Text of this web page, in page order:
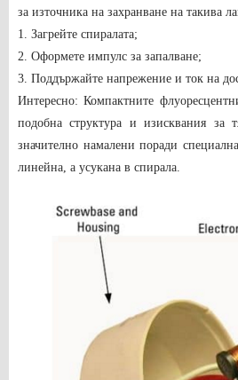
за източника на захранване на такива
1. Загрейте спиралата;
2. Оформете импулс за запалване;
3. Поддържайте напрежение и ток на
Интересно: Компактните
подобна структура и изисквания за
значително намалени поради
линейна, а усукана в спирала.